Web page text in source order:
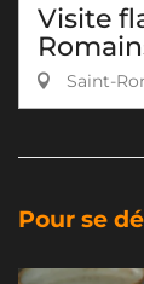
Visite
Saint-
Pour se